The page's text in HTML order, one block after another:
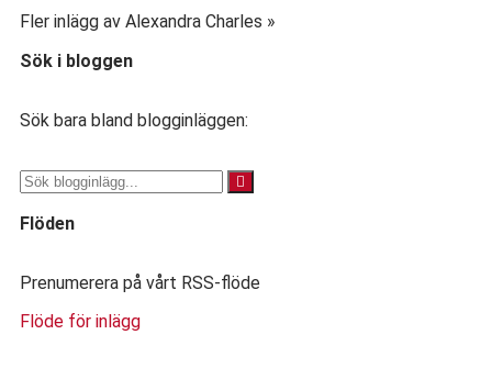
Fler inlägg av Alexandra Charles »
Sök i bloggen
Sök bara bland blogginläggen:
Flöden
Prenumerera på vårt RSS-flöde
Flöde för inlägg